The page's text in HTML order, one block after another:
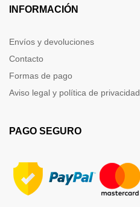
INFORMACIÓN
Envíos y devoluciones
Contacto
Formas de pago
Aviso legal y política de privacidad
PAGO SEGURO